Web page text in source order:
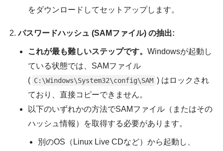
をダウンロードしてセットアップします。
パスワードハッシュ (SAMファイル) の抽出:
これが最も難しいステップです。 Windowsが起動し
ている状態では、SAMファイル
( C:\Windows\System32\config\SAM ) はロックされ
ており、直接コピーできません。
以下のいずれかの方法でSAMファイル（またはその
ハッシュ情報）を取得する必要があります。
別のOS（Linux Live CDなど）から起動し、